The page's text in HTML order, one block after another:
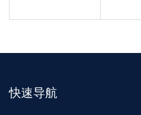
快速导航